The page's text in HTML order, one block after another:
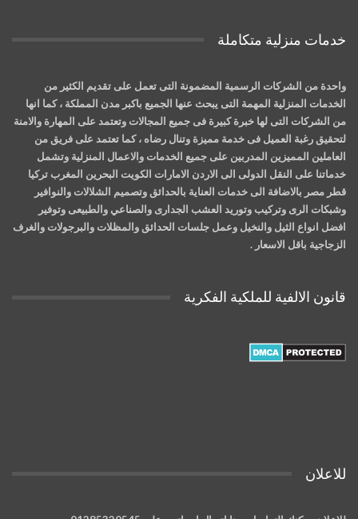
خدمات منزلية متكاملة
واحدة من الشركات الرسمية المضمونة التى تعمل على تقديم الكثير من
الخدمات المنزلية المهمة التى يبحث عنها الجميع باكبر مدن المملكة ، كما انها
من الشركات التى لها خبرة كبيرة فى جميع المجالات وتعتمد على المهارة والامنة
لتحقيق رغبة العميل فى خدمة مميزة وتنال رضاه ، كما تعتمد على فريق من
العاملين المميزين المدربين على جميع الخدمات والاعمال المنزلية وتشمل
خدماتنا على النقل الدولى الى الاردن الامارات الكويت البحرين المغرب تركيا
قطر مصر بالاضافة الى خدمات العناية بالحدائق وتصميم الشلالات والنوافير
وشبكات الرى وتركيب وتوريد العشب الجدارى والصناعي والطبيعى وتوفير
افضل انواع الثيل والنخيل وعمل جلسات الحدائق والمظلات والبرجولات والغرف
الزجاجية باقل الاسعار .
قانون الالفية للملكية الفكرية
للاعلان